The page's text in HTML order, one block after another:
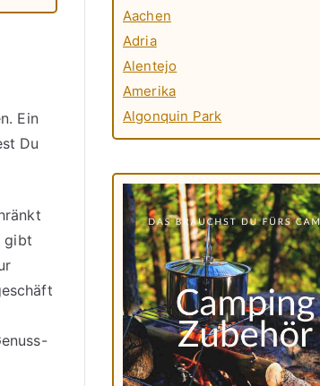
Ein
Du
gibt
Aachen
Adria
Alentejo
Amerika
Algonquin Park